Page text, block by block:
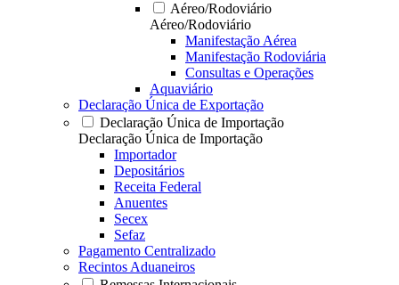
Aéreo/Rodoviário
Aéreo/Rodoviário
Manifestação Aérea
Manifestação Rodoviária
Consultas e Operações
Aquaviário
Declaração Única de Exportação
Declaração Única de Importação
Declaração Única de Importação
Importador
Depositários
Receita Federal
Anuentes
Secex
Sefaz
Pagamento Centralizado
Recintos Aduaneiros